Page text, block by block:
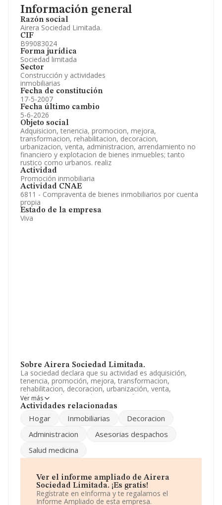
Información general
Razón social
Airera Sociedad Limitada.
CIF
B99083024
Forma jurídica
Sociedad limitada
Sector
Construcción y actividades
inmobiliarias
Fecha de constitución
17-5-2007
Fecha último cambio
5-6-2026
Objeto social
Adquisicion, tenencia, promocion, mejora,
transformacion, rehabilitacion, decoracion,
urbanizacion, venta, administracion, arrendamiento no
financiero y explotacion de bienes inmuebles; tanto
rustico como urbanos. realiz
Actividad
Promoción inmobiliaria
Actividad CNAE
6811 - Compraventa de bienes inmobiliarios por cuenta
propia
Estado de la empresa
Viva
Sobre Airera Sociedad Limitada.
La sociedad declara que su actividad es adquisición,
tenencia, promoción, mejora, transformacion,
rehabilitacion, decoracion, urbanización, venta,
administración, arrendamiento no financiero y
explotación de bienes inmuebles; tanto rustico como
Sociedad Limitada. La actividad de referencia CNAE
compañía no tiene actividad en mercados exteriores.
La empresa española
NIF B99083024, tiene domicilio fiscal en Paseo Gran Via
Zaragoza, Aragón.
En relación con el sector y disponiendo de los datos de
hasta 67.991 empresas, en el ámbito nacional la
Ver más
Actividades relacionadas
Hogar Inmobiliarias
Decoracion
Administracion
Asesorias despachos
Salud medicina
Ver el informe ampliado de Airera
Sociedad Limitada. ¡Es gratis!
Regístrate en eInforma y te regalamos el
Informe Ampliado de esta empresa.
Información oficial y registral complementaria.